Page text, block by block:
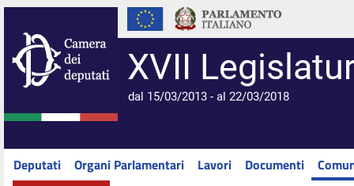
XVII
dal 15/03/2013 - al 22/03/2018
Deputati Organi Parlamentari Lavori Documenti